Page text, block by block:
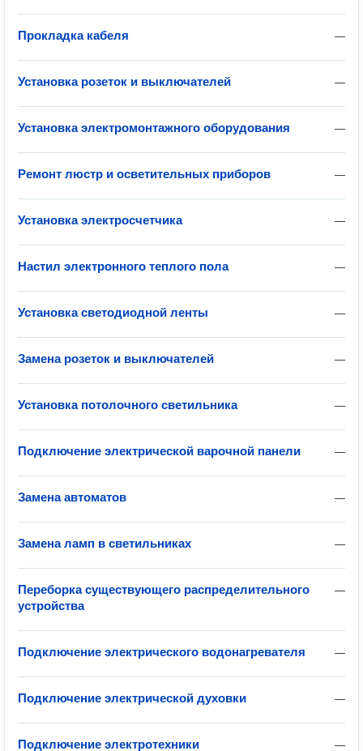
—
Прокладка кабеля
—
Установка розеток и выключателей
—
Установка электромонтажного оборудования
—
Ремонт люстр и осветительных приборов
—
Установка электросчетчика
—
Настил электронного теплого пола
—
Установка светодиодной ленты
—
Замена розеток и выключателей
—
Установка потолочного светильника
—
Подключение электрической варочной панели
—
Замена автоматов
—
Замена ламп в светильниках
—
Переборка существующего распределительного
устройства
—
Подключение электрического водонагревателя
—
Подключение электрической духовки
—
Подключение электротехники